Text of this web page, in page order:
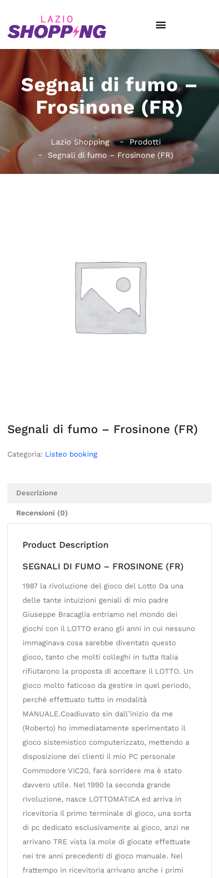
Segnali di fumo –
Frosinone (FR)
Lazio Shopping
Prodotti
Segnali di fumo – Frosinone (FR)
Segnali di fumo – Frosinone (FR)
Categoria: Listeo booking
Descrizione
Recensioni (0)
Product Description
SEGNALI DI FUMO – FROSINONE (FR)
1987 la rivoluzione del gioco del Lotto Da una
delle tante intuizioni geniali di mio padre
Giuseppe Bracaglia entriamo nel mondo dei
giochi con il LOTTO erano gli anni in cui nessuno
immaginava cosa sarebbe diventato questo
gioco, tanto che molti colleghi in tutta Italia
rifiutarono la proposta di accettare il LOTTO. Un
gioco molto faticoso da gestire in quel periodo,
perché effettuato tutto in modalità
MANUALE.Coadiuvato sin dall’inizio da me
(Roberto) ho immediatamente sperimentato il
gioco sistemistico computerizzato, mettendo a
disposizione dei clienti il mio PC personale
Commodore VIC20, farà sorridere ma è stato
davvero utile. Nel 1990 la seconda grande
rivoluzione, nasce LOTTOMATICA ed arriva in
ricevitoria il primo terminale di gioco, una sorta
di pc dedicato esclusivamente al gioco, anzi ne
arrivano TRE vista la mole di giocate effettuate
nei tre anni precedenti di gioco manuale. Nel
frattempo in ricevitoria arrivano anche i primi